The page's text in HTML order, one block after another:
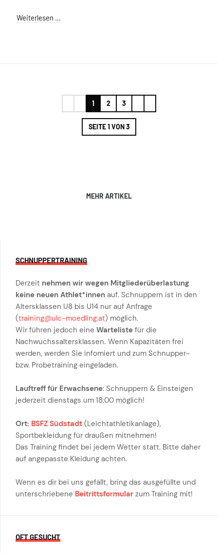
Weiterlesen …
SEITE 1 VON 3
1 2 3
MEHR ARTIKEL
SCHNUPPERTRAINING
Derzeit nehmen wir wegen Mitgliederüberlastung
keine neuen Athlet*innen auf. Schnuppern ist in den
Altersklassen U8 bis U14 nur auf Anfrage
(training@ulc-moedling.at) möglich.
Wir führen jedoch eine Warteliste für die
Nachwuchssaltersklassen. Wenn Kapazitäten frei
werden, werden Sie infomiert und zum Schnupper-
bzw. Probetraining eingeladen.
Lauftreff für Erwachsene: Schnuppern & Einsteigen
jederzeit dienstags um 18:00 möglich!
Ort: BSFZ Südstadt (Leichtathletikanlage),
Sportbekleidung für draußen mitnehmen!
Das Training findet bei jedem Wetter statt. Bitte daher
auf angepasste Kleidung achten.
Wenn es dir bei uns gefällt, bring das ausgefüllte und
unterschriebene Beitrittsformular zum Training mit!
OFT GESUCHT